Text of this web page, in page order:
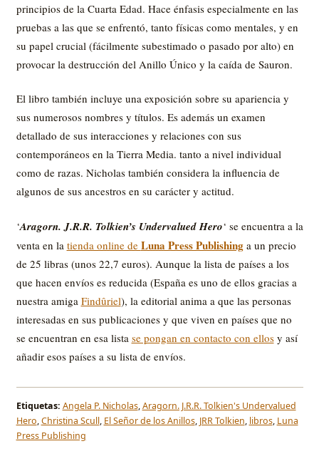
principios de la Cuarta Edad. Hace énfasis especialmente en las
pruebas a las que se enfrentó, tanto físicas como mentales, y en
su papel crucial (fácilmente subestimado o pasado por alto) en
provocar la destrucción del Anillo Único y la caída de Sauron.
El libro también incluye una exposición sobre su apariencia y
sus numerosos nombres y títulos. Es además un examen
detallado de sus interacciones y relaciones con sus
contemporáneos en la Tierra Media. tanto a nivel individual
como de razas. Nicholas también considera la influencia de
algunos de sus ancestros en su carácter y actitud.
‘Aragorn. J.R.R. Tolkien’s Undervalued Hero‘ se encuentra a la
venta en la tienda online de Luna Press Publishinga un precio
de 25 libras (unos 22,7 euros). Aunque la lista de países a los
que hacen envíos es reducida (España es uno de ellos gracias a
nuestra amiga Findûriel), la editorial anima a que las personas
interesadas en sus publicaciones y que viven en países que no
se encuentran en esa lista se pongan en contacto con ellosy así
añadir esos países a su lista de envíos.
Etiquetas: Angela P. Nicholas,Aragorn. J.R.R. Tolkien's Undervalued
Hero,Christina Scull, El Señor de los Anillos, JRR Tolkien, libros, Luna
Press Publishing